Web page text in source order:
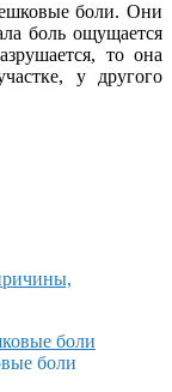
боли. Они
боль ощущается
то она
у другого
боли